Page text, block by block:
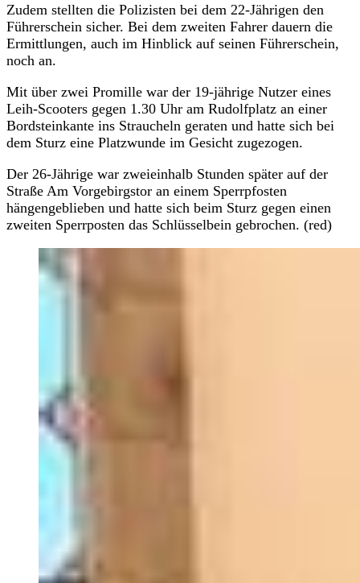
Zudem stellten die Polizisten bei dem 22-Jährigen den
Führerschein sicher. Bei dem zweiten Fahrer dauern die
Ermittlungen, auch im Hinblick auf seinen Führerschein,
noch an.
Mit über zwei Promille war der 19-jährige Nutzer eines
Leih-Scooters gegen 1.30 Uhr am Rudolfplatz an einer
Bordsteinkante ins Straucheln geraten und hatte sich bei
dem Sturz eine Platzwunde im Gesicht zugezogen.
Der 26-Jährige war zweieinhalb Stunden später auf der
Straße Am Vorgebirgstor an einem Sperrpfosten
hängengeblieben und hatte sich beim Sturz gegen einen
zweiten Sperrposten das Schlüsselbein gebrochen. (red)